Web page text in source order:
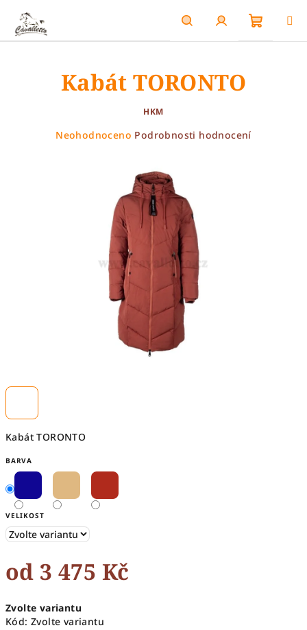
obsah
HledatPřihlášení
Kabát TORONTO
BARVA
VELIKOST
od 3 475 Kč
cena:
Zvolte variantu
Kód: Zvolte variantu
Kabát TORONTO
HKM
Průměrné
Neohodnoceno Podrobnosti hodnocení